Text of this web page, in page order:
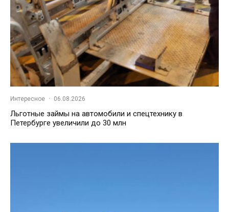
Интересное · 06.08.2026
Льготные займы на автомобили и спецтехнику в
Петербурге увеличили до 30 млн